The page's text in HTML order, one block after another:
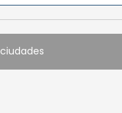
ciudades